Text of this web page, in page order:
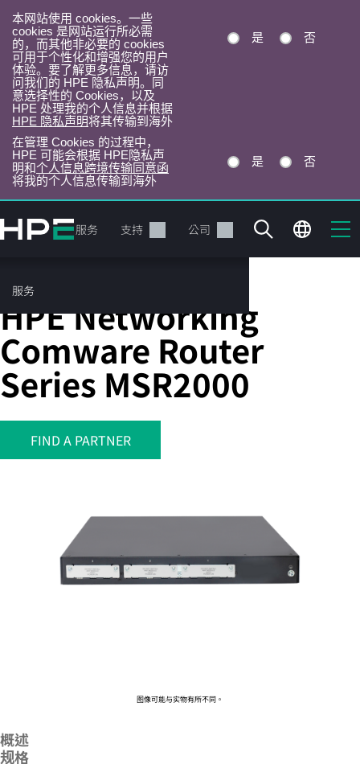
本网站使用 cookies。一些
cookies 是网站运行所必需
的，而其他非必要的 cookies
可用于个性化和增强您的用户
体验。要了解更多信息，请访
问我们的 HPE 隐私声明。同
意选择性的 Cookies，以及
HPE 处理我的个人信息并根据
HPE 隐私声明将其传输到海外
是 否
在管理 Cookies 的过程中，
HPE 可能会根据 HPE隐私声
明和个人信息跨境传输同意函
将我的个人信息传输到海外
是 否
转
到
目
录
产品 服务 支持 公司
服务
您的购物车目前是空的
立即购买
模块化以太网路由器
HPE Networking
Comware Router
Series MSR2000
FIND A PARTNER
图像可能与实物有所不同。
概述
规格